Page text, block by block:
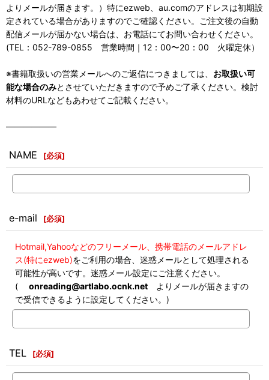
よりメールが届きます。）特にezweb、au.comのアドレスは初期設
定されている場合がありますのでご確認ください。ご注文後の自動
配信メールが届かない場合は、お電話にてお問い合わせください。
(TEL：052-789-0855 営業時間｜12：00〜20：00 火曜定休）
※書籍取扱いの営業メールへのご返信につきましては、 お取扱い可
能な場合のみとさせていただきますので予めご了承ください。検討
材料のURLなどもあわせてご記載ください。
――――――
NAME [必須]
e-mail [必須]
Hotmail,Yahooなどのフリーメール、携帯電話のメールアドレ
ス(特にezweb)をご利用の場合、迷惑メールとして処理される
可能性が高いです。迷惑メール設定にご注意ください。
( onreading@artlabo.ocnk.net よりメールが届きますの
で受信できるように設定してください。)
TEL [必須]